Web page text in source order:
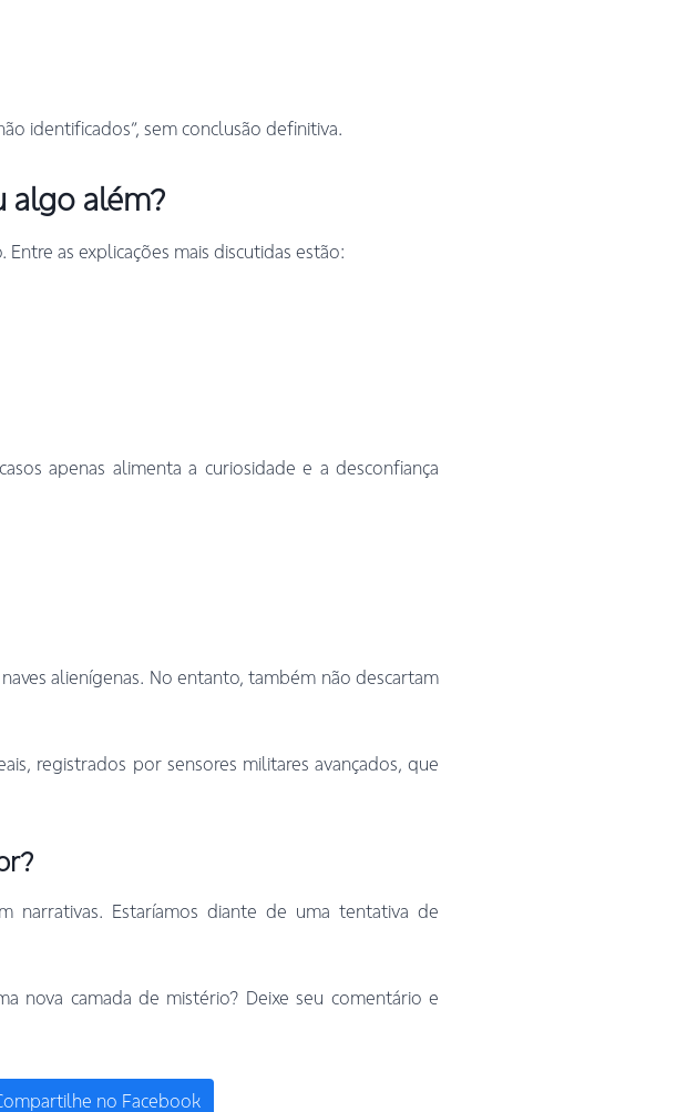
identificados”, sem conclusão definitiva.
algo além?
as explicações mais discutidas estão:
apenas alimenta a curiosidade e a desconfiança
alienígenas. No entanto, também não descartam
registrados por sensores militares avançados, que
narrativas. Estaríamos diante de uma tentativa de
nova camada de mistério? Deixe seu comentário e
no Facebook